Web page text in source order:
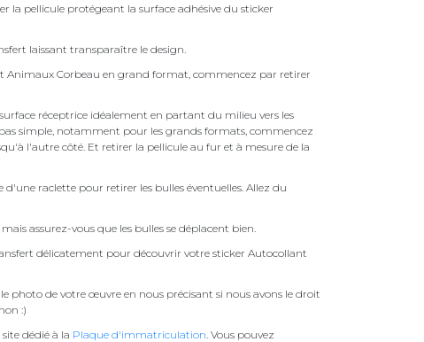
la pellicule protégeant la surface adhésive du sticker
laissant transparaître le design.
Animaux Corbeau en grand format, commencez par retirer
réceptrice idéalement en partant du milieu vers les
pas simple, notamment pour les grands formats, commencez
l'autre côté. Et retirer la pellicule au fur et à mesure de la
d'une raclette pour retirer les bulles éventuelles. Allez du
assurez-vous que les bulles se déplacent bien.
délicatement pour découvrir votre sticker Autocollant
photo de votre œuvre en nous précisant si nous avons le droit
:)
dédié à la Plaque d'immatriculation . Vous pouvez